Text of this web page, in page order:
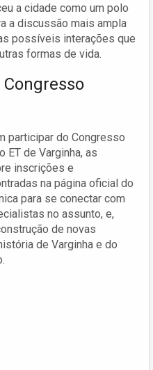
a cidade como um polo
a discussão mais ampla
possíveis interações que
formas de vida.
participar do Congresso
ET de Varginha, as
inscrições e
na página oficial do
para se conectar com
no assunto, e,
de novas
de Varginha e do